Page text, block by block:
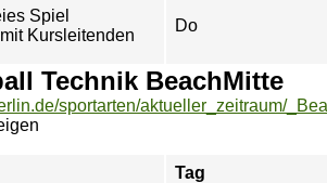
Spiel
Kursleitenden
Do
Technik BeachMitte
Tag